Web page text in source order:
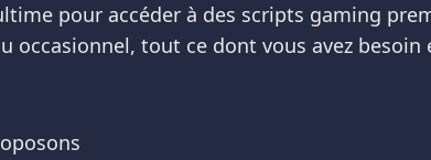
pour accéder à des scripts gaming
occasionnel, tout ce dont vous avez besoin